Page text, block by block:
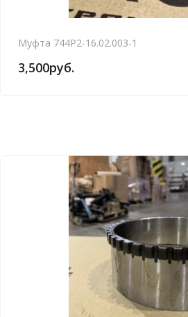
Муфта 744Р2-16.02.003-1
3,500руб.